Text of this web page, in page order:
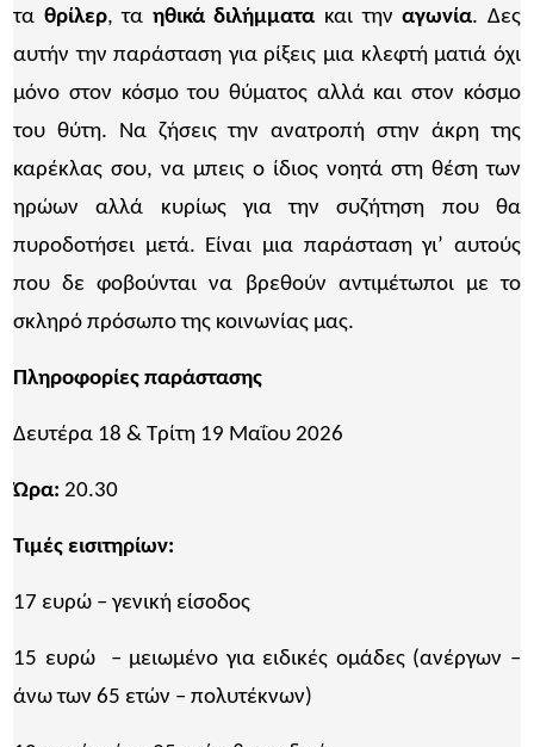
τα θρίλερ, τα ηθικά διλήμματα και τηναγωνία. Δες
αυτήν την παράσταση για ρίξεις μια κλεφτή ματιά όχι
μόνο στον κόσμο του θύματος αλλά και στον κόσμο
του θύτη. Να ζήσεις την ανατροπή στην άκρη της
καρέκλας σου, να μπεις ο ίδιος νοητά στη θέση των
ηρώων αλλά κυρίως για την συζήτηση που θα
πυροδοτήσει μετά. Είναι μια παράσταση γι’ αυτούς
που δε φοβούνται να βρεθούν αντιμέτωποι με το
σκληρό πρόσωπο της κοινωνίας μας.
Πληροφορίες παράστασης
Δευτέρα 18 & Τρίτη 19 Μαΐου 2026
Ώρα: 20.30
Τιμές εισιτηρίων:
17 ευρώ – γενική είσοδος
15 ευρώ – μειωμένο για ειδικές ομάδες (ανέργων –
άνω των 65 ετών – πολυτέκνων)